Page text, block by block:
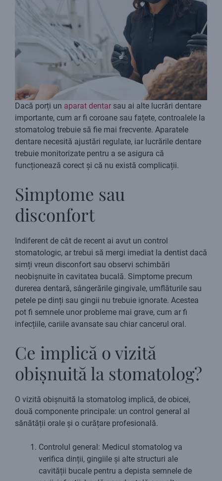
Dacă porți un aparat dentar sau ai alte lucrări dentare
importante, cum ar fi coroane sau fațete, controalele la
stomatolog trebuie să fie mai frecvente. Aparatele
dentare necesită ajustări regulate, iar lucrările dentare
trebuie monitorizate pentru a se asigura că
funcționează corect și că nu există complicații.
Simptome sau
disconfort
Indiferent de cât de recent ai avut un control
stomatologic, ar trebui să mergi imediat la dentist dacă
simți vreun disconfort sau observi schimbări
neobișnuite în cavitatea bucală. Simptome precum
durerea dentară, sângerările gingivale, umflăturile sau
petele pe dinți sau gingii nu trebuie ignorate. Acestea
pot fi semnele unor probleme mai grave, cum ar fi
infecțiile, cariile avansate sau chiar cancerul oral.
Ce implică o vizită
obișnuită la stomatolog?
O vizită obișnuită la stomatolog implică, de obicei,
două componente principale: un control general al
sănătății orale și o curățare profesională.
Controlul general: Medicul stomatolog va
verifica dinții, gingiile și alte structuri ale
cavității bucale pentru a depista semnele de